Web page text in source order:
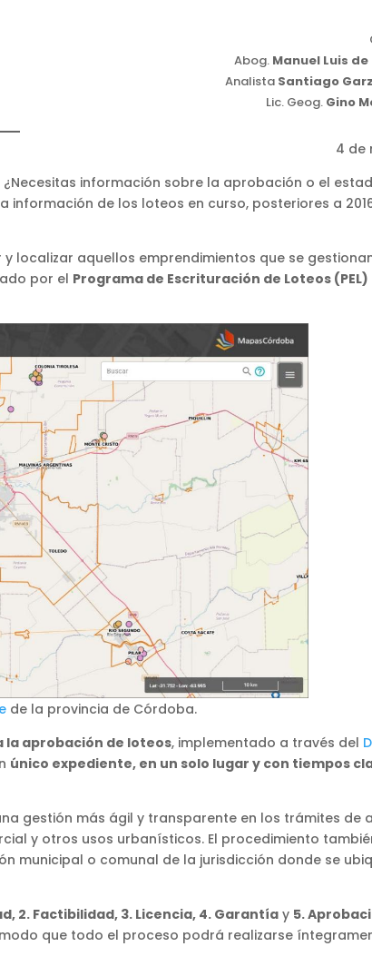
Abog. Manuel Luis
Analista Santiago
Lic. Geog. Gino
4 de
información sobre la aprobación o el
de los loteos en curso, posteriores a
localizar aquellos emprendimientos que se
por el Programa de Escrituración de Loteos (PEL)
de la provincia de Córdoba.
la aprobación de loteos, implementado a través del
único expediente, en un solo lugar y con tiempos
gestión más ágil y transparente en los trámites de
y otros usos urbanísticos. El procedimiento
municipal o comunal de la jurisdicción donde se
2. Factibilidad, 3. Licencia, 4. Garantía y 5.
que todo el proceso podrá realizarse